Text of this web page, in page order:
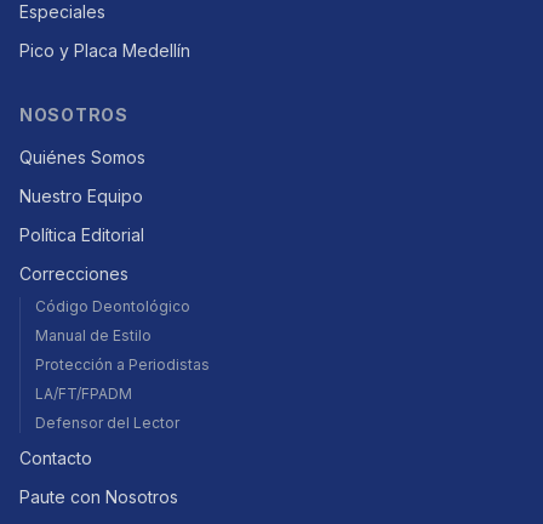
Especiales
Pico y Placa Medellín
NOSOTROS
Quiénes Somos
Nuestro Equipo
Política Editorial
Correcciones
Código Deontológico
Manual de Estilo
Protección a Periodistas
LA/FT/FPADM
Defensor del Lector
Contacto
Paute con Nosotros